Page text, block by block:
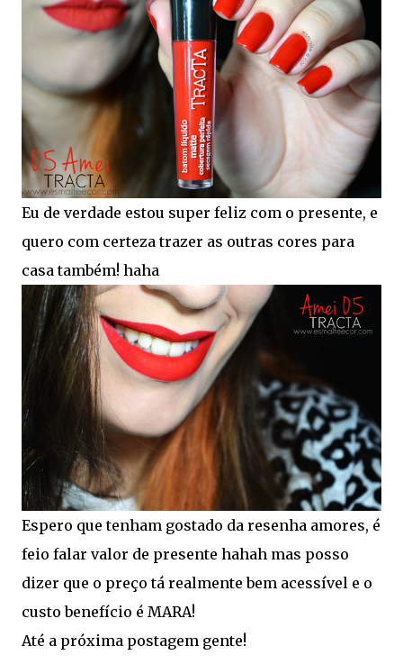
Eu de verdade estou super feliz com o presente, e
quero com certeza trazer as outras cores para
casa também! haha
Espero que tenham gostado da resenha amores, é
feio falar valor de presente hahah mas posso
dizer que o preço tá realmente bem acessível e o
custo benefício é MARA!
Até a próxima postagem gente!